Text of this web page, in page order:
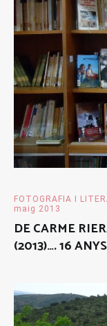
FOTOGRAFIA I
maig 2013
DE CARME
(2013)…. 16